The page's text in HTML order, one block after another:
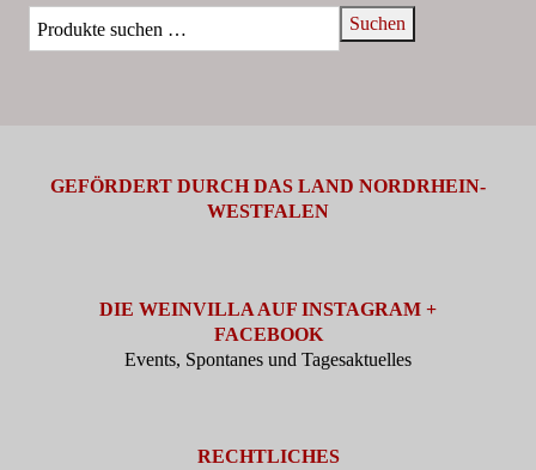
Suchen
GEFÖRDERT DURCH DAS LAND NORDRHEIN-
WESTFALEN
DIE WEINVILLA AUF INSTAGRAM +
FACEBOOK
Events, Spontanes und Tagesaktuelles
RECHTLICHES